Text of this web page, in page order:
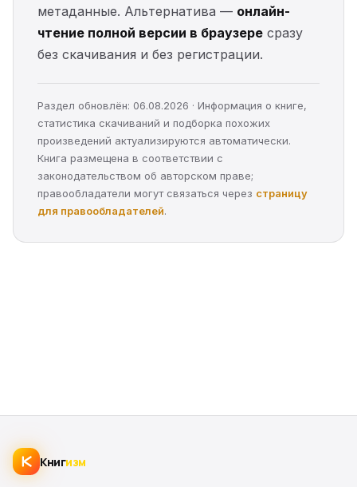
метаданные. Альтернатива — онлайн-
чтение полной версии в браузере сразу
без скачивания и без регистрации.
Раздел обновлён: 06.08.2026 · Информация о книге,
статистика скачиваний и подборка похожих
произведений актуализируются автоматически.
Книга размещена в соответствии с
законодательством об авторском праве;
правообладатели могут связаться через страницу
для правообладателей.
Книгизм